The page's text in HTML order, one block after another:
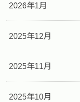
2026年1月
2025年12月
2025年11月
2025年10月